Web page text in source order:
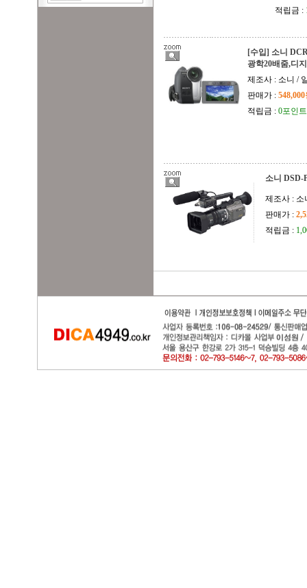
적립금 :
[수입] 소니
광학20배줌,디
제조사 : 소니 /
판매가 :
적립금 : 0포인트
소니 DSD-
제조사 : 소
판매가 :
적립금 :